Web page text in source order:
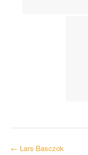
Post
← Lars Basczok